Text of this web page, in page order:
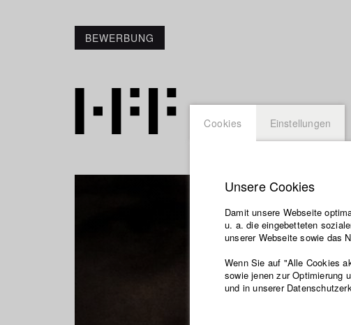
BEWERBUNG
Cookies Einstellungen
Unsere Cookies
Damit unsere Webseite
u. a. die eingebetteten
unserer Webseite sowie das
Wenn Sie auf "Alle Cookies
sowie jenen zur Optimierung
und in unserer